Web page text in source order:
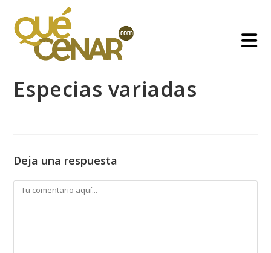
contenido
Especias variadas
Deja una respuesta
Comentario